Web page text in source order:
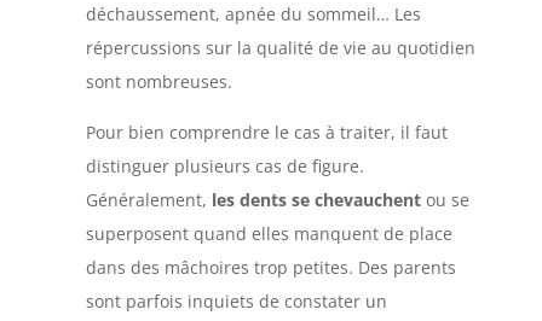
déchaussement, apnée du sommeil… Les
répercussions sur la qualité de vie au quotidien
sont nombreuses.
Pour bien comprendre le cas à traiter, il faut
distinguer plusieurs cas de figure.
Généralement, les dents se chevauchentou se
superposent quand elles manquent de place
dans des mâchoires trop petites. Des parents
sont parfois inquiets de constater un